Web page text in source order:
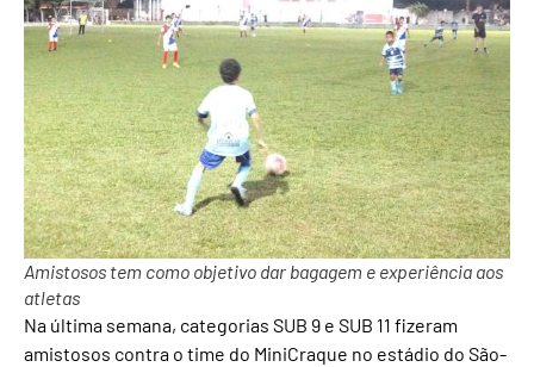
Amistosos tem como objetivo dar bagagem e experiência aos
atletas
Na última semana, categorias SUB 9 e SUB 11 fizeram
amistosos contra o time do MiniCraque no estádio do São-